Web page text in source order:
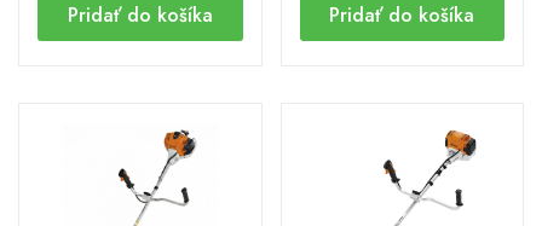
Pridať do košíka Pridať do košíka